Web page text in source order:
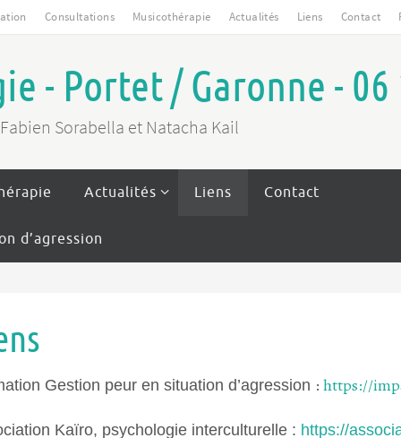
Consultations Musicothérapie Actualités Liens Contact
- Portet / Garonne - 06
Sorabella et Natacha Kail
Actualités Liens Contact
d’agression
Gestion peur en situation d’agression : https://
Kaïro, psychologie interculturelle : https://